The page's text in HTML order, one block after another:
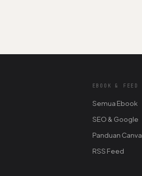
EBOOK & FEED
Semua Ebook
SEO & Google
Panduan Canva
RSS Feed